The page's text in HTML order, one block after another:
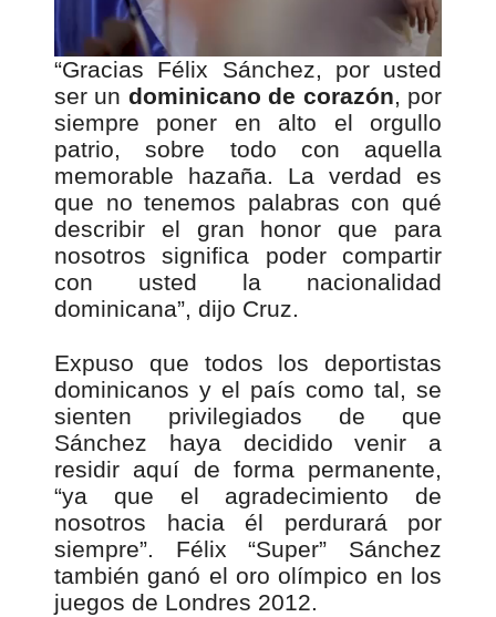
í
d
e
o
“Gracias Félix Sánchez, por usted
ser un dominicano de corazón, por
siempre poner en alto el orgullo
patrio, sobre todo con aquella
memorable hazaña. La verdad es
que no tenemos palabras con qué
describir el gran honor que para
nosotros significa poder compartir
con usted la nacionalidad
dominicana”, dijo Cruz.
Expuso que todos los deportistas
dominicanos y el país como tal, se
sienten privilegiados de que
Sánchez haya decidido venir a
residir aquí de forma permanente,
“ya que el agradecimiento de
nosotros hacia él perdurará por
siempre”. Félix “Super” Sánchez
también ganó el oro olímpico en los
juegos de Londres 2012.